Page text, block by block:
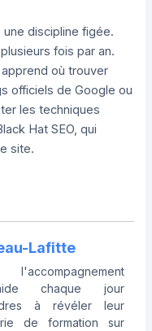
discipline figée.
fois par an.
où trouver
officiels de Google ou
les techniques
Hat SEO, qui
site.
Lafitte
chaque jour
à révéler leur
de formation sur